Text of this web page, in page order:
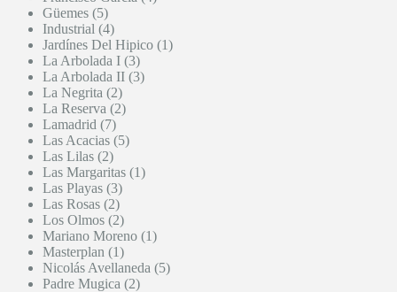
Güemes (5)
Industrial (4)
Jardínes Del Hipico (1)
La Arbolada I (3)
La Arbolada II (3)
La Negrita (2)
La Reserva (2)
Lamadrid (7)
Las Acacias (5)
Las Lilas (2)
Las Margaritas (1)
Las Playas (3)
Las Rosas (2)
Los Olmos (2)
Mariano Moreno (1)
Masterplan (1)
Nicolás Avellaneda (5)
Padre Mugica (2)